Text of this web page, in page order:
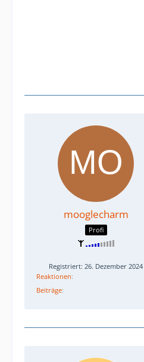
mooglecharm
Profi
Registriert: 26. Dezember 2024
Reaktionen
Beiträge